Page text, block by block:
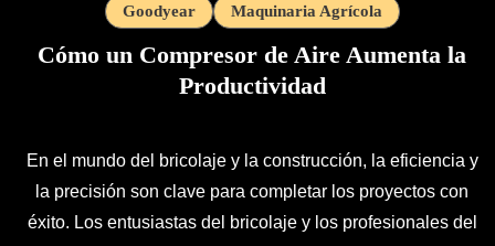
Goodyear
Maquinaria Agrícola
Cómo un Compresor de Aire Aumenta la
Productividad
En el mundo del bricolaje y la construcción, la eficiencia y
la precisión son clave para completar los proyectos con
éxito. Los entusiastas del bricolaje y los profesionales del